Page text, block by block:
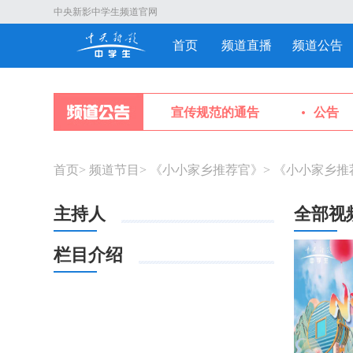
中央新影中学生频道官网
首页 频道直播 频道公告
关于中央新影中学生频道对外宣传规范的通告 公告
首页> 频道节目 > 《小小家乡推荐官》 > 《小小家乡
主持人
栏目介绍
全部视